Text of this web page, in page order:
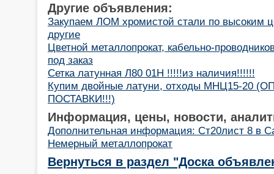
Другие объявления:
Закупаем ЛОМ хромистой стали по высоким
другие
Цветной металлопрокат, кабельно-
под заказ
Сетка латунная Л80 01Н !!!!!из наличия!!!!!!
Купим двойные латуни, отходы МНЦ15-20
ПОСТАВКИ!!!)
Информация, цены, новости,
Дополнительная информация: Ст20лист 8 в
Немерный металлопрокат
Вернуться в раздел "Доска